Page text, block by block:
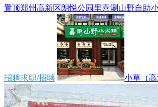
置顶郑州高新区朗悦公园里喜涮山野自助
招聘求职/招聘 小草（